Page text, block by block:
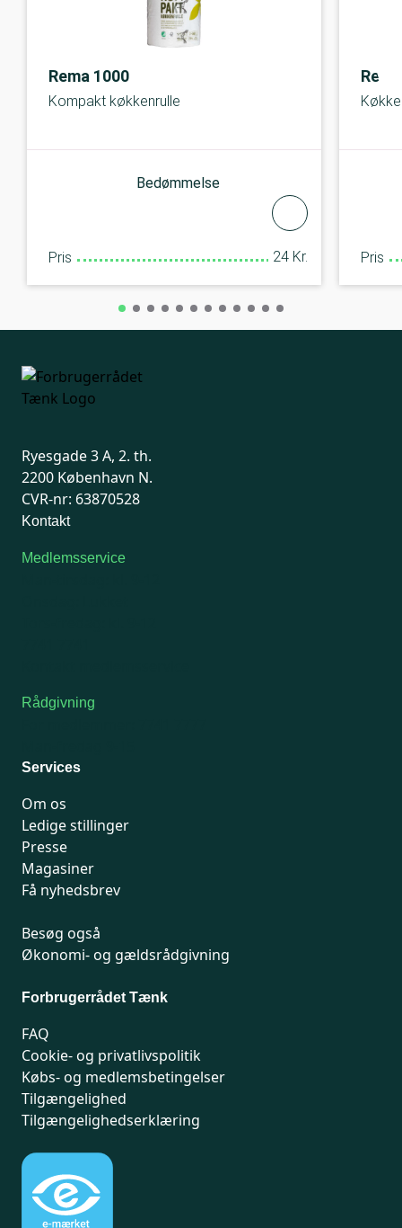
Rema 1000
Kompakt køkkenrulle
Bedømmelse
Pris 24 Kr. Pris
Ryesgade 3 A, 2. th.
2200 København N.
CVR-nr: 63870528
Kontakt
Medlemsservice
Rådgivning
Services
Om os
Ledige stillinger
Presse
Magasiner
Få nyhedsbrev
Besøg også
Økonomi- og gældsrådgivning
Forbrugerrådet Tænk
FAQ
Cookie- og privatlivspolitik
Købs- og medlemsbetingelser
Tilgængelighed
Tilgængelighedserklæring